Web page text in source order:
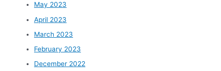
May 2023
April 2023
March 2023
February 2023
December 2022